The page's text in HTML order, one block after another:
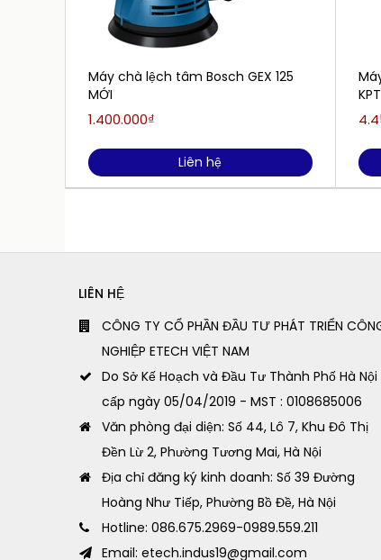
Máy chà lệch tâm Bosch GEX 125
MỚI
1.400.000₫
Liên hệ
LIÊN HỆ
CÔNG TY CỔ PHẦN ĐẦU TƯ PHÁT TRIỂN
NGHIỆP ETECH VIỆT NAM
Do Sở Kế Hoạch và Đầu Tư Thành Phố Hà Nội
cấp ngày 05/04/2019 - MST : 0108685006
Văn phòng đại diện: Số 44, Lô 7, Khu Đô Thị
Đền Lừ 2, Phường Tương Mai, Hà Nội
Địa chỉ đăng ký kinh doanh: Số 39 Đường
Hoàng Như Tiếp, Phường Bồ Đề, Hà Nội
Hotline: 086.675.2969-0989.559.211
Email: etech.indus19@gmail.com